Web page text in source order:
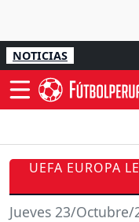
NOTICIAS
UEFA EUROPA
Jueves 23/Octubre/